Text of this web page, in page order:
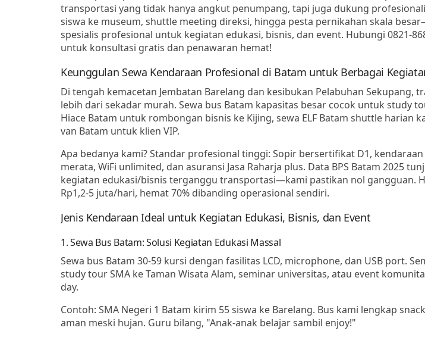
transportasi yang tidak hanya angkut penumpang, tapi juga dukung
siswa ke museum, shuttle meeting direksi, hingga pesta pernikahan skala
spesialis profesional untuk kegiatan edukasi, bisnis, dan event. Hubungi 0821-
untuk konsultasi gratis dan penawaran hemat!
Keunggulan Sewa Kendaraan Profesional di Batam untuk Berbagai
Di tengah kemacetan Jembatan Barelang dan kesibukan Pelabuhan Sekupang,
lebih dari sekadar murah. Sewa bus Batam kapasitas besar cocok untuk study
Hiace Batam untuk rombongan bisnis ke Kijing, sewa ELF Batam shuttle harian
van Batam untuk klien VIP.
Apa bedanya kami?Standar profesional tinggi: Sopir bersertifikat D1, kendaraan
merata, WiFi unlimited, dan asuransi Jasa Raharja plus. Data BPS Batam 2025
kegiatan edukasi/bisnis terganggu transportasi—kami pastikan nol gangguan.
Rp1,2-5 juta/hari, hemat 70% dibanding operasional sendiri.
Jenis Kendaraan Ideal untuk Kegiatan Edukasi, Bisnis, dan Event
1. Sewa Bus Batam: Solusi Kegiatan Edukasi Massal
Sewa bus Batam 30-59 kursi dengan fasilitas LCD, microphone, dan USB port.
study tour SMA ke Taman Wisata Alam, seminar universitas, atau event
day.
Contoh: SMA Negeri 1 Batam kirim 55 siswa ke Barelang. Bus kami lengkap
aman meski hujan. Guru bilang, "Anak-anak belajar sambil enjoy!"